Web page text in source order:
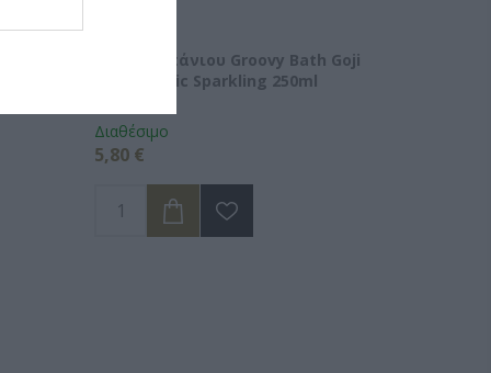
Άλατα Μπάνιου Groovy Bath Goji
Berry Magic Sparkling 250ml
Διαθέσιμο
5,80 €